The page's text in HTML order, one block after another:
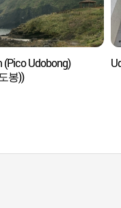
(Pico Udobong)
봉))